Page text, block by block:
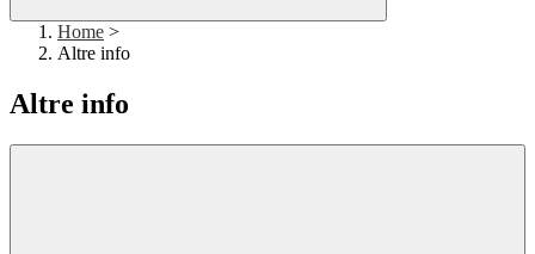
Home >
Altre info
Altre info